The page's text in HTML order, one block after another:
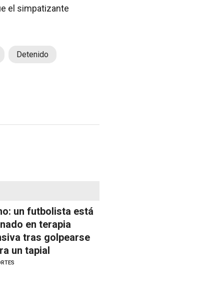
el simpatizante
Detenido
un futbolista está
en terapia
tras golpearse
un tapial